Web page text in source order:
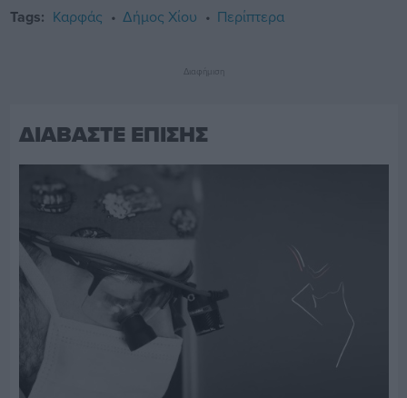
Tags: Καρφάς Δήμος Χίου Περίπτερα
Διαφήμιση
ΔΙΑΒΑΣΤΕ ΕΠΙΣΗΣ